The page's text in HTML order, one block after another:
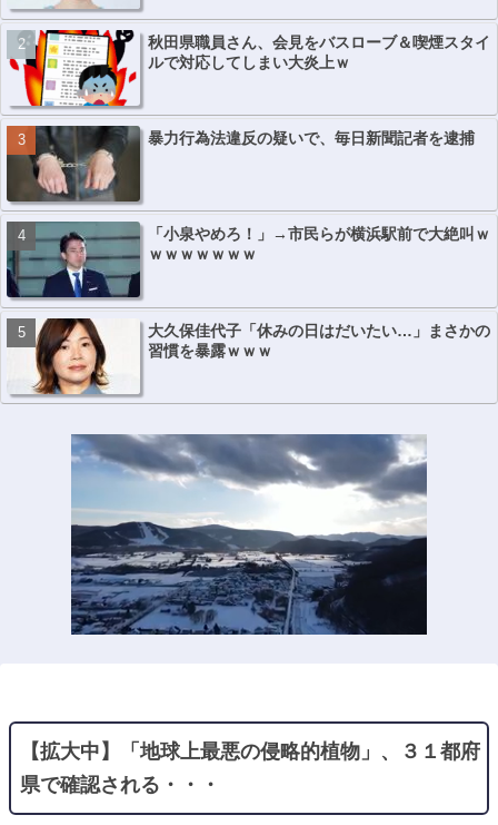
秋田県職員さん、会見をバスローブ＆喫煙スタイ
ルで対応してしまい大炎上ｗ
暴力行為法違反の疑いで、毎日新聞記者を逮捕
「小泉やめろ！」→市民らが横浜駅前で大絶叫ｗ
ｗｗｗｗｗｗｗ
大久保佳代子「休みの日はだいたい…」まさかの
習慣を暴露ｗｗｗ
【拡大中】「地球上最悪の侵略的植物」、３１都府
県で確認される・・・